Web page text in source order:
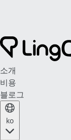
소개
비용
블로그
ko